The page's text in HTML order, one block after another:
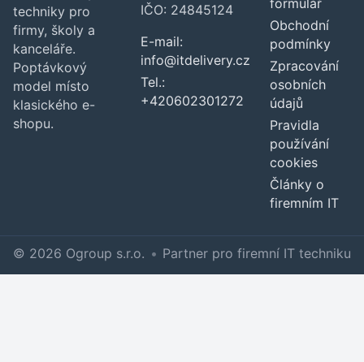
techniky pro
firmy, školy a
kanceláře.
Poptávkový
model místo
klasického e-
shopu.
IČO: 24845124
E-mail:
info@itdelivery.cz
Tel.:
+420602301272
formulář
Obchodní
podmínky
Zpracování
osobních
údajů
Pravidla
používání
cookies
Články o
firemním IT
© 2026 Ogroup s.r.o. • Partner pro firemní IT techniku